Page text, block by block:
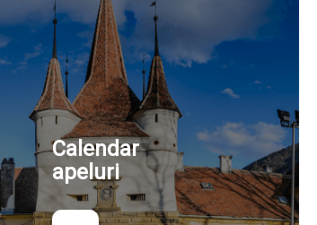
Calendar
apeluri